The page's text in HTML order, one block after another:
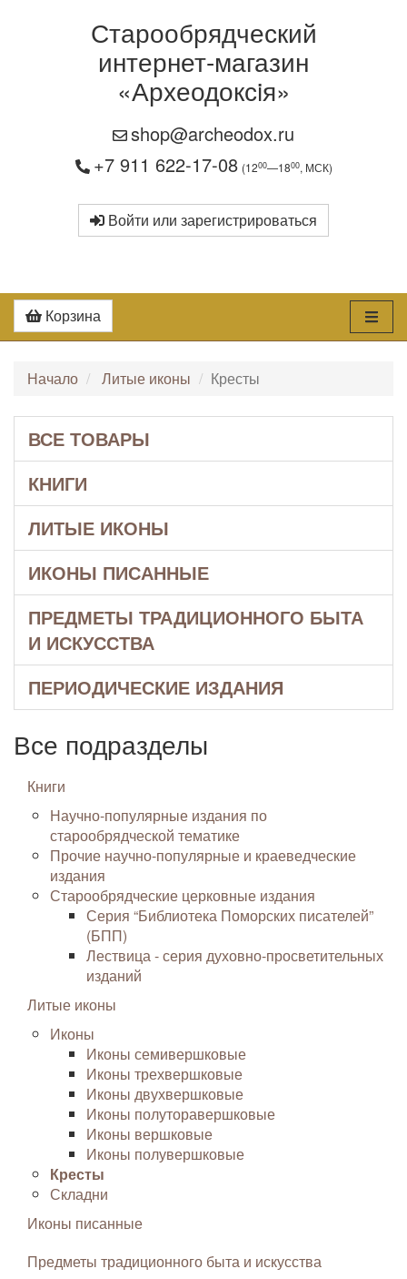
Старообрядческий
интернет-магазин
«Археодоксiя»
shop@archeodox.ru
+7 911 622-17-08 (1200—1800, МСК)
Войти или зарегистрироваться
Корзина
Начало Литые иконы Кресты
ВСЕ ТОВАРЫ
КНИГИ
ЛИТЫЕ ИКОНЫ
ИКОНЫ ПИСАННЫЕ
ПРЕДМЕТЫ ТРАДИЦИОННОГО БЫТА
И ИСКУССТВА
ПЕРИОДИЧЕСКИЕ ИЗДАНИЯ
Все подразделы
Книги
Научно-популярные издания по
старообрядческой тематике
Прочие научно-популярные и краеведческие
издания
Старообрядческие церковные издания
Серия “Библиотека Поморских писателей”
(БПП)
Лествица - серия духовно-просветительных
изданий
Литые иконы
Иконы
Иконы семивершковые
Иконы трехвершковые
Иконы двухвершковые
Иконы полуторавершковые
Иконы вершковые
Иконы полувершковые
Кресты
Складни
Иконы писанные
Предметы традиционного быта и искусства